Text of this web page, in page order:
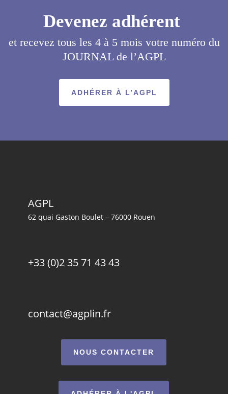
Devenez adhérent
et recevez tous les 4 à 5 mois votre numéro du
JOURNAL de l’AGPL
ADHÉRER À L’AGPL
AGPL
62 quai Gaston Boulet – 76000 Rouen
+33 (0)2 35 71 43 43
contact@agplin.fr
NOUS CONTACTER